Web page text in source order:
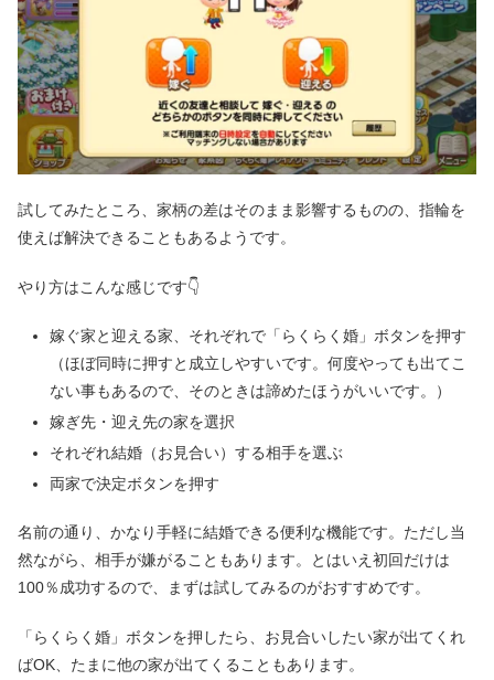
試してみたところ、家柄の差はそのまま影響するものの、指輪を
使えば解決できることもあるようです。
やり方はこんな感じです👇
嫁ぐ家と迎える家、それぞれで「らくらく婚」ボタンを押す
（ほぼ同時に押すと成立しやすいです。何度やっても出てこ
ない事もあるので、そのときは諦めたほうがいいです。）
嫁ぎ先・迎え先の家を選択
それぞれ結婚（お見合い）する相手を選ぶ
両家で決定ボタンを押す
名前の通り、かなり手軽に結婚できる便利な機能です。ただし当
然ながら、相手が嫌がることもあります。とはいえ初回だけは
100％成功するので、まずは試してみるのがおすすめです。
「らくらく婚」ボタンを押したら、お見合いしたい家が出てくれ
ばOK、たまに他の家が出てくることもあります。